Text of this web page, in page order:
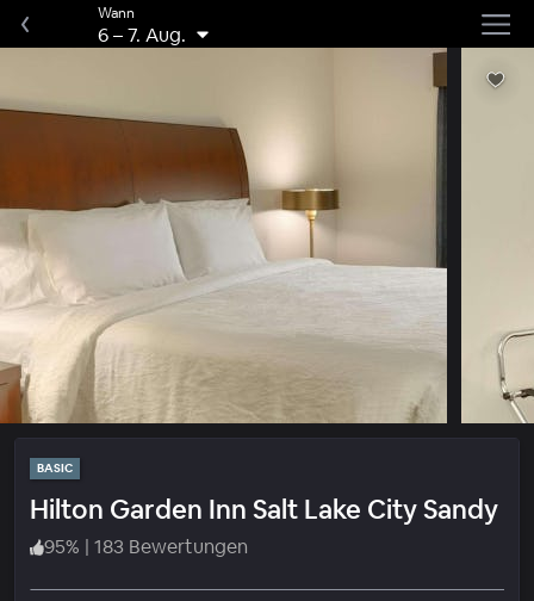
Wann
6–7. Aug.
BASIC
Hilton Garden Inn Salt Lake City Sandy
95% | 183 Bewertungen